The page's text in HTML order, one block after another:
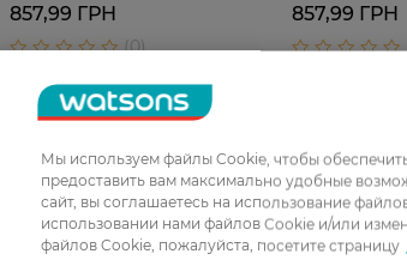
857,99 ГРН 857,99 ГРН
Мы используем файлы Cookie, чтобы
предоставить вам максимально удобные
сайт, вы соглашаетесь на использование
использовании нами файлов Cookie и/или
файлов Cookie, пожалуйста, посетите страницу